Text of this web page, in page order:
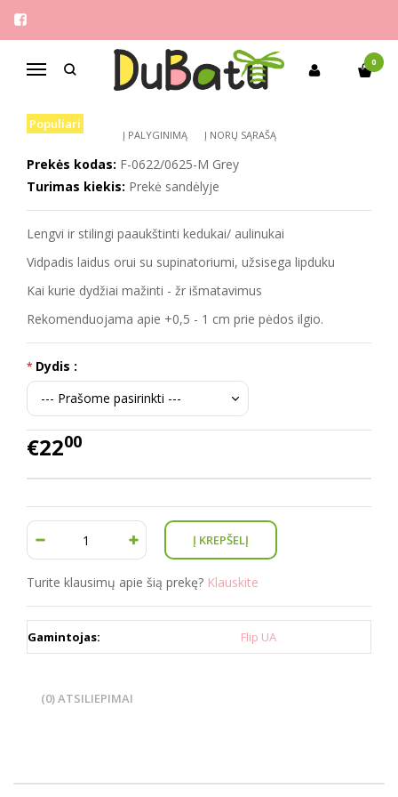
Navigacija
0
Pagrindinis
FLIP 25-36 STILINGI BATUKAI
Populiari
Į PALYGINIMĄ Į NORŲ SĄRAŠĄ
Prekės kodas: F-0622/0625-M Grey
Turimas kiekis: Prekė sandėlyje
Lengvi ir stilingi paaukštinti kedukai/ aulinukai
Vidpadis laidus orui su supinatoriumi, užsisega lipduku
Kai kurie dydžiai mažinti - žr išmatavimus
Rekomenduojama apie +0,5 - 1 cm prie pėdos ilgio.
Dydis :
€2200
Turite klausimų apie šią prekę? Klauskite
Gamintojas: Flip UA
(0) ATSILIEPIMAI